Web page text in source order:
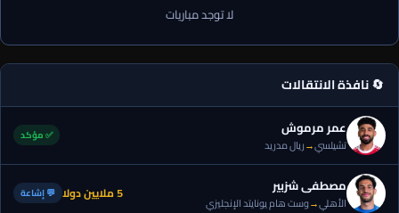
لا توجد مباريات
🔄 نافذة الانتقالات
عمر مرموش
تشيلسي→ريال مدريد
✅ مؤكد
مصطفى شزبير
الأهلي→وست هام يونايتد الإنجليزي 5 ملايين دولا 💬 إشاعة